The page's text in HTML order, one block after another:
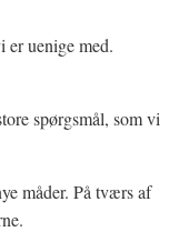
uenige med.
spørgsmål, som vi
måder. På tværs af